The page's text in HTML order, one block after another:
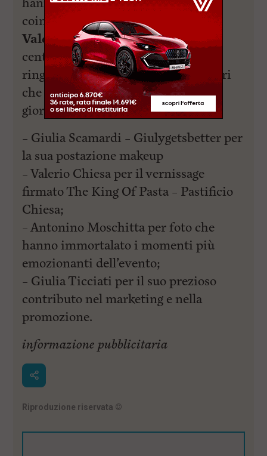
coinvolgente per tutti i presenti.
Valentina Liperini, titolare del
centro, entusiasta di questo evento,
ringrazia lo staff e i suoi collaboratori
che hanno reso possibile questa
giornata:
– Giulia Scamardi – Giulygetsbetter per
la sua postazione makeup
– Valerio Chiesa per il vernissage
firmato The King Of Pasta – Pastificio
Chiesa;
– Antonino Moschitta per foto che
hanno immortalato i momenti più
emozionanti dell’evento;
– Giulia Ticciati per il suo prezioso
contributo nel marketing e nella
promozione.
informazione pubblicitaria
Riproduzione riservata ©